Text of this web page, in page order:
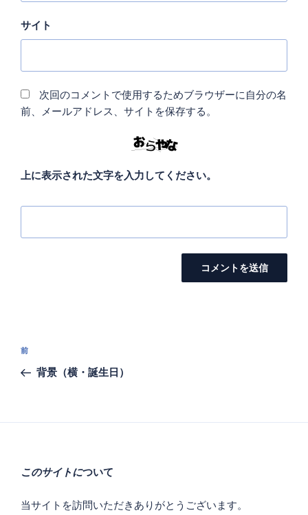
サイト
次回のコメントで使用するためブラウザーに自分の名
前、メールアドレス、サイトを保存する。
上に表示された文字を入力してください。
投
ナ
ゲ
ョ
ン
前
の
前
背景（横・誕生日）
このサイトについて
当サイトを訪問いただきありがとうございます。